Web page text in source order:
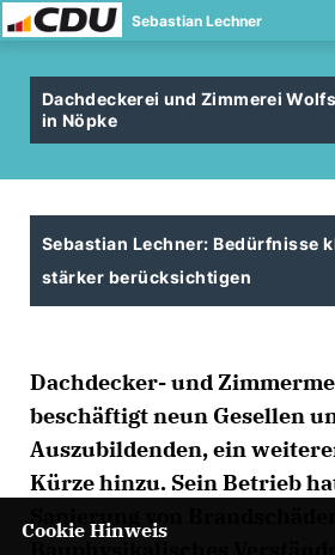
Sebastian Lechner
Dachdeckerei und Zimmerei
in Nöpke
Sebastian Lechner: Bedürfnisse
stärker berücksichtigen
Dachdecker- und
beschäftigt neun Gesellen
Auszubildenden, ein
Kürze hinzu. Sein Betrieb
Sanierung von
Cookie Hinweis